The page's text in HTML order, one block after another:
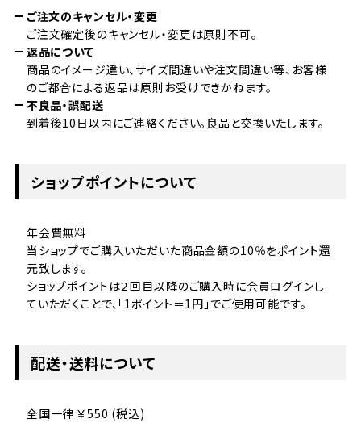
ご注文のキャンセル・変更
ご注文確定後のキャンセル・変更は原則不可。
返品について
商品のイメージ違い、サイズ間違いや注文間違い等、お客様
のご都合による返品は原則お受けできかねます。
不良品・誤配送
到着後10日以内にご連絡ください。良品と交換いたします。
ショップポイントについて
年会費無料
当ショップでご購入いただいた商品金額の10％をポイント還
元致します。
ショップポイントは２回目以降のご購入時に会員ログインし
ていただくことで、「1ポイント＝1円」でご使用可能です。
配送・送料について
全国一律 ￥550 (税込)